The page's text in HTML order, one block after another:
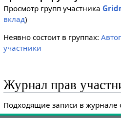
Просмотр групп участника
вклад)
Неявно состоит в группах:
участники
Журнал прав
Подходящие записи в журнале